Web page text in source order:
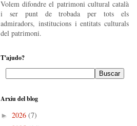
Volem difondre el patrimoni cultural català
i ser punt de trobada per tots els
admiradors, institucions i entitats culturals
del patrimoni.
T'ajudo?
Arxiu del blog
► 2026 (7)